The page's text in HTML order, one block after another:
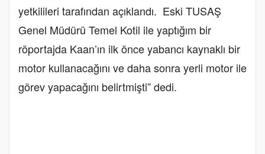
yetkilileri tarafından açıklandı. Eski TUSAŞ
Genel Müdürü Temel Kotil ile yaptığım bir
röportajda Kaan’ın ilk önce yabancı kaynaklı bir
motor kullanacağını ve daha sonra yerli motor ile
görev yapacağını belirtmişti” dedi.